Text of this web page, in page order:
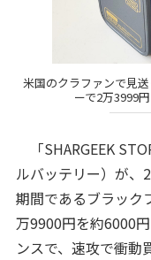
米国のクラファンで見
ーで2万3999
「SHARGEEK
ルバッテリー）が
期間であるブラック
万9900円を約6000
ンスで、速攻で衝